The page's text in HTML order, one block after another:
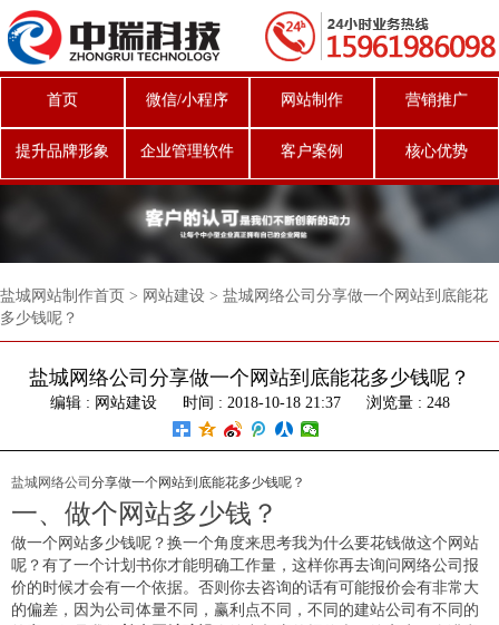
首页 微信/小程序 网站制作 营销推广
提升品牌形象 企业管理软件 客户案例 核心优势
盐城网站制作首页 > 网站建设 > 盐城网络公司分享做一个网站到底能花
多少钱呢？
盐城网络公司分享做一个网站到底能花多少钱呢？
编辑 : 网站建设 时间 : 2018-10-18 21:37 浏览量 : 248
盐城网络公司分享做一个网站到底能花多少钱呢？
一、做个网站多少钱？
做一个网站多少钱呢？换一个角度来思考我为什么要花钱做这个网站
呢？有了一个计划书你才能明确工作量，这样你再去询问网络公司报
价的时候才会有一个依据。否则你去咨询的话有可能报价会有非常大
的偏差，因为公司体量不同，赢利点不同，不同的建站公司有不同的